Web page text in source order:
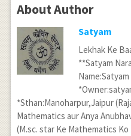
About Author
Satyam
Lekhak Ke
**Satyam
*Sthan:Manoharpur,Jaipur
Mathematics aur Anya
(M.sc. star Ke Mathematics Ko